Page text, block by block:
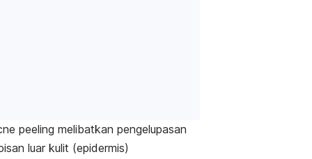
peeling melibatkan pengelupasan
luar kulit (epidermis)